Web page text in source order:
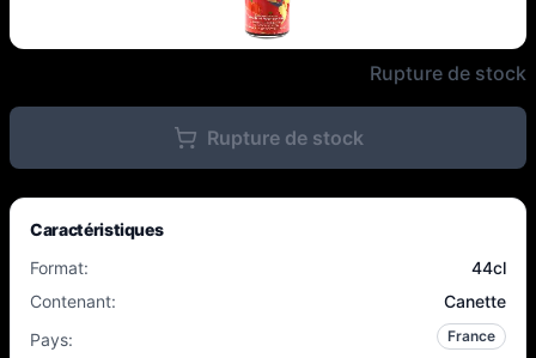
Mogwaï - Pack Découverte -
Rupture de stock
Rupture de stock
Caractéristiques
Format:
44cl
Contenant:
Canette
Pays: France